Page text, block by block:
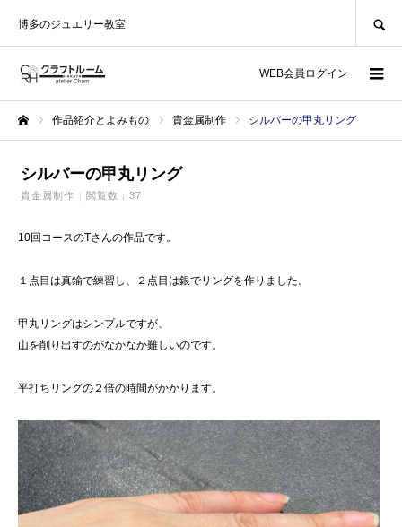
博多のジュエリー教室
WEB会員ログイン
作品紹介とよみもの 貴金属制作 シルバーの甲丸リング
シルバーの甲丸リング
貴金属制作 閲覧数：37
10回コースのTさんの作品です。
１点目は真鍮で練習し、２点目は銀でリングを作りました。
甲丸リングはシンプルですが、
山を削り出すのがなかなか難しいのです。
平打ちリングの２倍の時間がかかります。